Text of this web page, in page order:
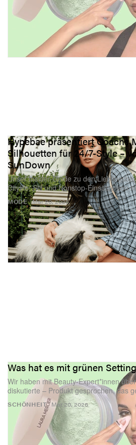
MODE
Hypebae präsentiert Coachs
Silhouetten für 24/7-Style –
SunDown
Unser Insider-Guide zu den
Citylife, Stil und Nonstop-Einsätze von
Mar 20, 2026
SCHÖNHEIT
Was hat es mit grünen
Wir haben mit Beauty-Expert*innen
diskutierte – Produkt gesprochen, das
Mar 20, 2026